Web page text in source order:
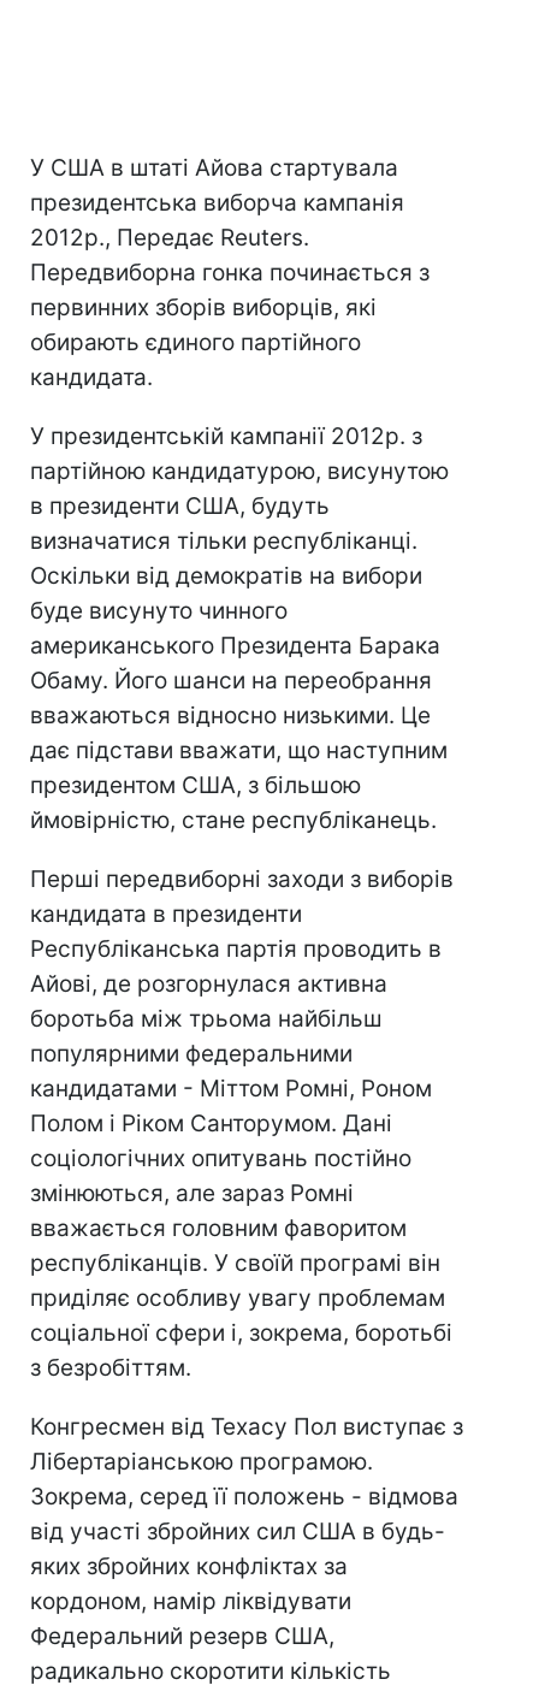
У США в штаті Айова стартувала
президентська виборча кампанія
2012р., Передає Reuters.
Передвиборна гонка починається з
первинних зборів виборців, які
обирають єдиного партійного
кандидата.
У президентській кампанії 2012р. з
партійною кандидатурою, висунутою
в президенти США, будуть
визначатися тільки республіканці.
Оскільки від демократів на вибори
буде висунуто чинного
американського Президента Барака
Обаму. Його шанси на переобрання
вважаються відносно низькими. Це
дає підстави вважати, що наступним
президентом США, з більшою
ймовірністю, стане республіканець.
Перші передвиборні заходи з виборів
кандидата в президенти
Республіканська партія проводить в
Айові, де розгорнулася активна
боротьба між трьома найбільш
популярними федеральними
кандидатами - Міттом Ромні, Роном
Полом і Ріком Санторумом. Дані
соціологічних опитувань постійно
змінюються, але зараз Ромні
вважається головним фаворитом
республіканців. У своїй програмі він
приділяє особливу увагу проблемам
соціальної сфери і, зокрема, боротьбі
з безробіттям.
Конгресмен від Техасу Пол виступає з
Лібертаріанською програмою.
Зокрема, серед її положень - відмова
від участі збройних сил США в будь-
яких збройних конфліктах за
кордоном, намір ліквідувати
Федеральний резерв США,
радикально скоротити кількість